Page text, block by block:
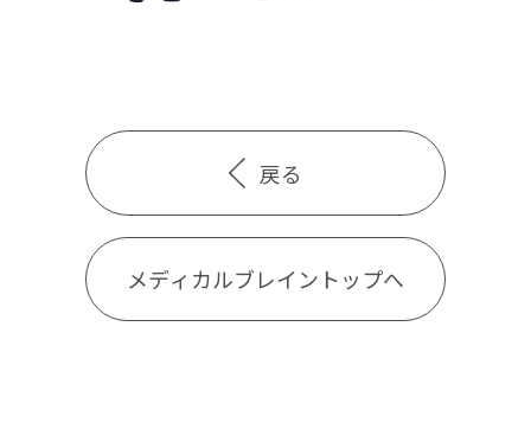
戻る
メディカルブレイントップへ